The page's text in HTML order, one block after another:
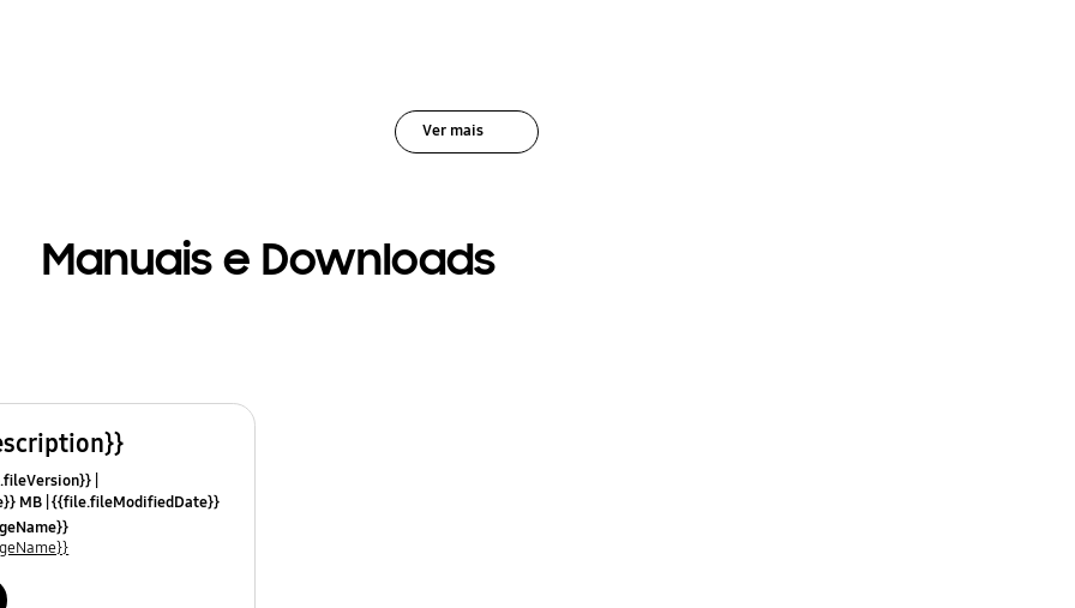
Ver mais
Manuais e Downloads
MB {{file.fileModifiedDate}}